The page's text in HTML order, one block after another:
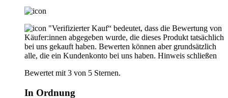
"Verifizierter Kauf“ bedeutet, dass die Bewertung von
Käufer:innen abgegeben wurde, die dieses Produkt tatsächlich
bei uns gekauft haben. Bewerten können aber grundsätzlich
alle, die ein Kundenkonto bei uns haben. Hinweis schließen
Bewertet mit 3 von 5 Sternen.
In Ordnung